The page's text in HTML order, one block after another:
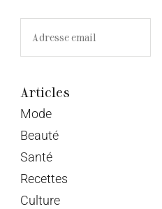
Articles
Mode
Beauté
Santé
Recettes
Culture